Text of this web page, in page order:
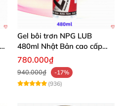
Gel bôi trơn NPG LUB
480ml Nhật Bản cao cấp
mượt mà an toàn
780.000₫
940.000₫
-17%
(936)